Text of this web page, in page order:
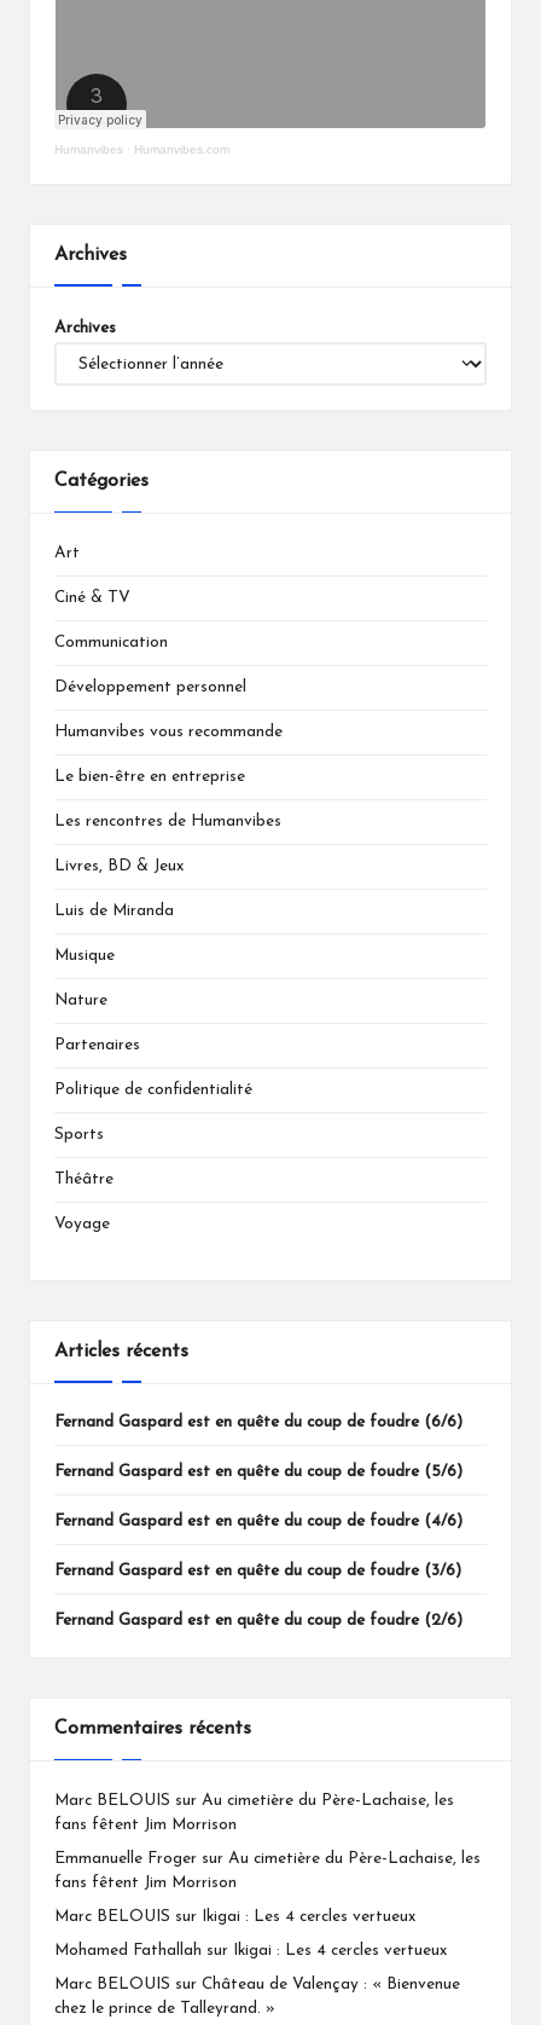
Humanvibes · Humanvibes.com
Archives
Archives
Catégories
Art
Ciné & TV
Communication
Développement personnel
Humanvibes vous recommande
Le bien-être en entreprise
Les rencontres de Humanvibes
Livres, BD & Jeux
Luis de Miranda
Musique
Nature
Partenaires
Politique de confidentialité
Sports
Théâtre
Voyage
Articles récents
Fernand Gaspard est en quête du coup de foudre (6/6)
Fernand Gaspard est en quête du coup de foudre (5/6)
Fernand Gaspard est en quête du coup de foudre (4/6)
Fernand Gaspard est en quête du coup de foudre (3/6)
Fernand Gaspard est en quête du coup de foudre (2/6)
Commentaires récents
Marc BELOUIS sur Au cimetière du Père-Lachaise, les
fans fêtent Jim Morrison
Emmanuelle Froger sur Au cimetière du Père-Lachaise, les
fans fêtent Jim Morrison
Marc BELOUIS sur Ikigai : Les 4 cercles vertueux
Mohamed Fathallah sur Ikigai : Les 4 cercles vertueux
Marc BELOUIS sur Château de Valençay : « Bienvenue
chez le prince de Talleyrand. »